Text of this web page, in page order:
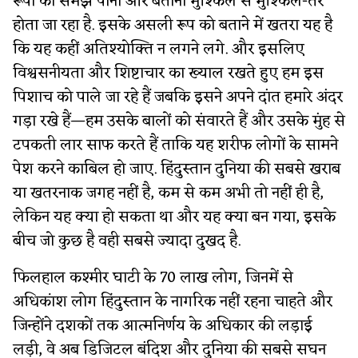
होता जा रहा है. इसके असली रूप को बताने में खतरा यह है
कि यह कहीं अतिश्योक्ति न लगने लगे. और इसलिए
विश्वसनीयता और शिष्टाचार का ख्याल रखते हुए हम इस
पिशाच को पाले जा रहे हैं जबकि इसने अपने दांत हमारे अंदर
गड़ा रखे हैं—हम उसके बालों को संवारते हैं और उसके मुंह से
टपकती लार साफ करते हैं ताकि यह शरीफ लोगों के सामने
पेश करने काबिल हो जाए. हिंदुस्तान दुनिया की सबसे खराब
या खतरनाक जगह नहीं है, कम से कम अभी तो नहीं ही है,
लेकिन यह क्या हो सकता था और यह क्या बन गया, इसके
बीच जो कुछ है वही सबसे ज्यादा दुखद है.
फिलहाल कश्मीर घाटी के 70 लाख लोग, जिनमें से
अधिकांश लोग हिंदुस्तान के नागरिक नहीं रहना चाहते और
जिन्होंने दशकों तक आत्मनिर्णय के अधिकार की लड़ाई
लड़ी, वे अब डिजिटल बंदिश और दुनिया की सबसे सघन